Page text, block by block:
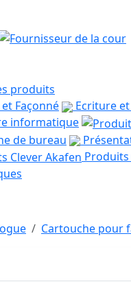
produits
Façonné
Ecriture
informatique
de bureau
Produits
Cartouche pour